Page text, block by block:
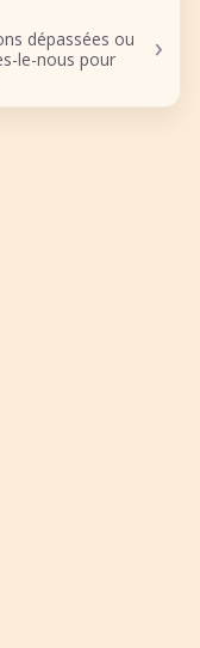
dépassées ou
le-nous pour
›